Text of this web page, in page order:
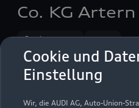
Cookie und
Einstellung
Wir, die AUDI AG, Auto-Union-
Co. KG Artern
Servicepartner e-tron